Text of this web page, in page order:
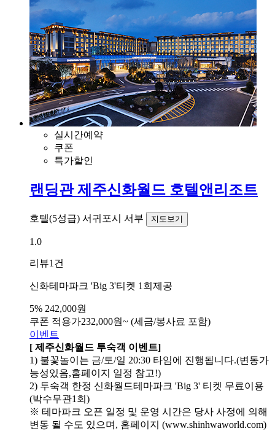
실시간예약
쿠폰
특가할인
랜딩관 제주신화월드 호텔앤리조트
호텔(5성급) 서귀포시 서부 지도보기
1.0
리뷰1건
신화테마파크 'Big 3'티켓 1회제공
5% 242,000원
쿠폰 적용가232,000원~ (세금/봉사료 포함)
이벤트
[ 제주신화월드 투숙객 이벤트]
1) 불꽃놀이는 금/토/일 20:30 타임에 진행됩니다.(변동가
능성있음,홈페이지 일정 참고!)
2) 투숙객 한정 신화월드테마파크 'Big 3' 티켓 무료이용
(박수무관1회)
※ 테마파크 오픈 일정 및 운영 시간은 당사 사정에 의해
변동 될 수도 있으며, 홈페이지 (www.shinhwaworld.com)